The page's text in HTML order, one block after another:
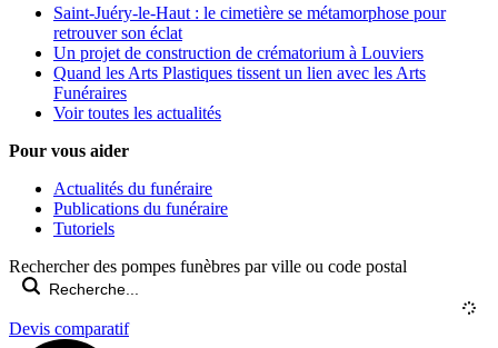
Saint-Juéry-le-Haut : le cimetière se métamorphose pour
retrouver son éclat
Un projet de construction de crématorium à Louviers
Quand les Arts Plastiques tissent un lien avec les Arts
Funéraires
Voir toutes les actualités
Pour vous aider
Actualités du funéraire
Publications du funéraire
Tutoriels
Rechercher des pompes funèbres par ville ou code postal
Devis comparatif